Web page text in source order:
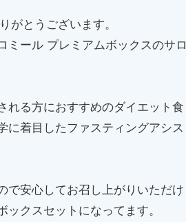
がとうございます。
ミール プレミアムボックスのサロ
れる方におすすめのダイエット食
に着目したファスティングアシス
で安心してお召し上がりいただけ
クスセットになってます。